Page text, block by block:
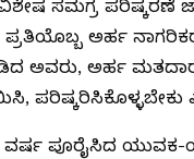
ಸಮಗ್ರ ಪರಿಷ್ಕರಣೆ
ಅರ್ಹ
ಅವರು, ಅರ್ಹ
ಪರಿಷ್ಕರಿಸಿಕೊಳ್ಳಬೇಕು
ವರ್ಷ ಪೂರೈಸಿದ